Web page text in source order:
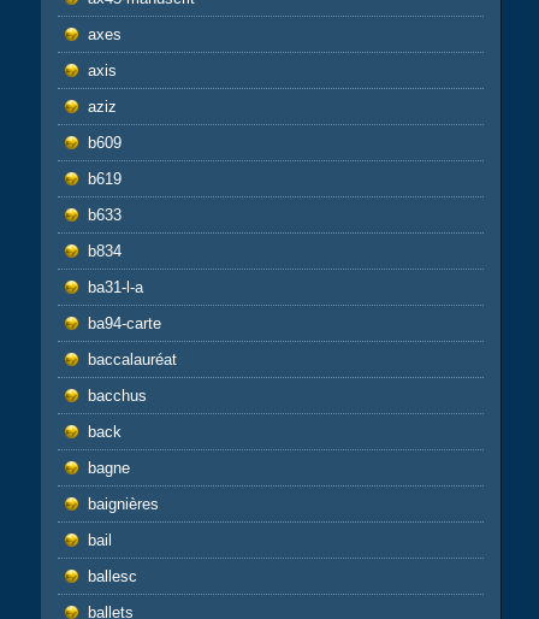
axes
axis
aziz
b609
b619
b633
b834
ba31-l-a
ba94-carte
baccalauréat
bacchus
back
bagne
baignières
bail
ballesc
ballets